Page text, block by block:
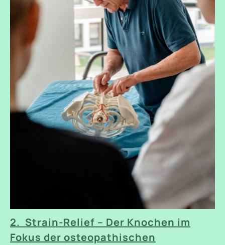
2. Strain-Relief – Der Knochen im
Fokus der osteopathischen